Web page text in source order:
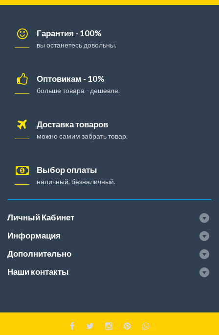
Гарантия - 100%
вы останетесь довольны.
Оптовикам - 10%
больше товара - дешевле.
Доставка товаров
можно самим забрать товар.
Выбор оплаты
наличный, безналичный.
Личный Кабинет
Информация
Дополнительно
Наши контакты